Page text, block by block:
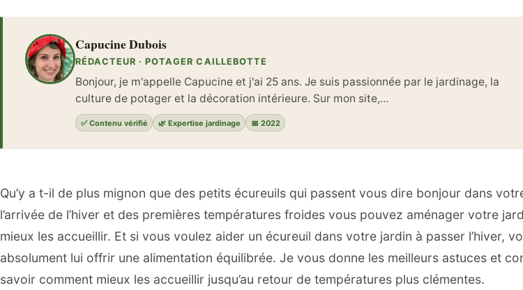
Capucine Dubois
RÉDACTEUR · POTAGER CAILLEBOTTE
Bonjour, je m'appelle Capucine et j'ai 25 ans. Je suis passionnée par le jardinage, la
culture de potager et la décoration intérieure. Sur mon site,…
✅ Contenu vérifié 🌿 Expertise jardinage 📅 2022
Qu’y a t-il de plus mignon que des petits écureuils qui passent vous dire bonjour dans
l’arrivée de l’hiver et des premières températures froides vous pouvez aménager votre
mieux les accueillir. Et si vous voulez aider un écureuil dans votre jardin à passer l’hiver,
absolument lui offrir une alimentation équilibrée. Je vous donne les meilleurs astuces et
savoir comment mieux les accueillir jusqu’au retour de températures plus clémentes.